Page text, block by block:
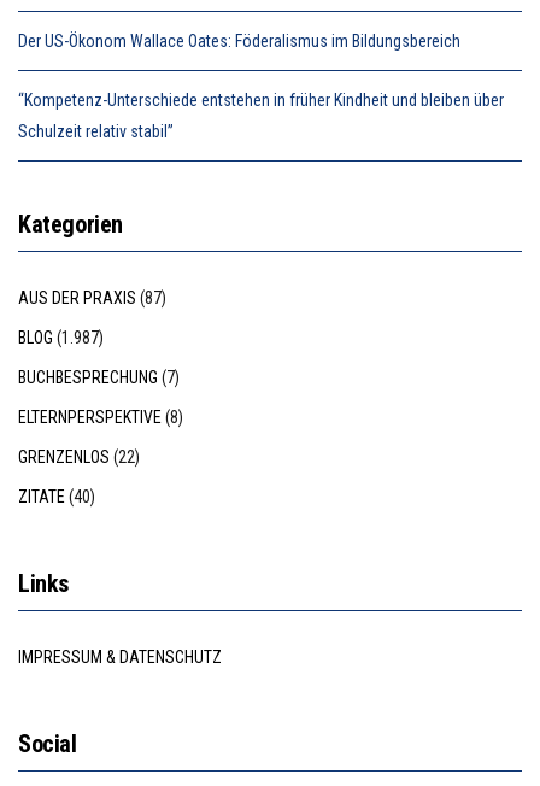
Der US-Ökonom Wallace Oates: Föderalismus im Bildungsbereich
“Kompetenz-Unterschiede entstehen in früher Kindheit und bleiben über
Schulzeit relativ stabil”
Kategorien
AUS DER PRAXIS (87)
BLOG (1.987)
BUCHBESPRECHUNG (7)
ELTERNPERSPEKTIVE(8)
GRENZENLOS (22)
ZITATE(40)
Links
IMPRESSUM & DATENSCHUTZ
Social